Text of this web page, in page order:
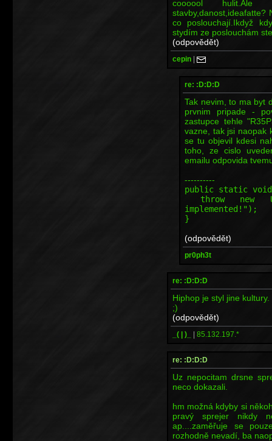
coooool hulit.Ale
co poslouchají.Ikdyž
stydím ze poslouchám
(odpovědět)
cepin |
re: :D:D:D
Tak nevim, to ma byt
prvnim pripade -
zastupce tehle
vazne, tak jsi naopak
se tu objevil kdesi
toho, ze cislo
emailu odpovida
----------
public static
throw new
implemented!");
}
(odpovědět)
pr0ph3t
re: :D:D:D
Hiphop je styl jine
;)
(odpovědět)
_( | )_ | 85.132.197.*
re: :D:D:D
Uz nepocitam drsne
neco dokazali.
hm možná kdyby si
pravý sprejer nikdy
ap....zaměřuje se
rozhodně nevadí, ba